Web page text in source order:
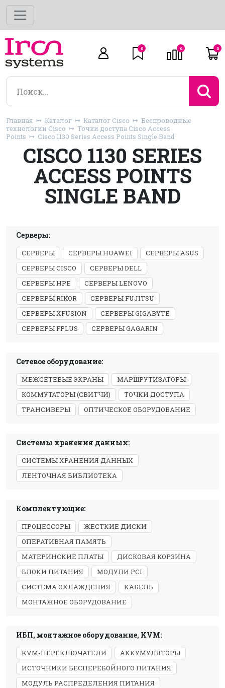
0 0 0
Главная Каталог Каталог Cisco
Беспроводные
технологии Cisco
Точки доступа Cisco Access
Points
Cisco 1130 Series Access Points Single Band
CISCO 1130 SERIES
ACCESS POINTS
SINGLE BAND
Серверы:
СЕРВЕРЫ СЕРВЕРЫ HUAWEI
СЕРВЕРЫ ASUS
СЕРВЕРЫ CISCO
СЕРВЕРЫ DELL
СЕРВЕРЫ HPE
СЕРВЕРЫ LENOVO
СЕРВЕРЫ RIKOR
СЕРВЕРЫ FUJITSU
СЕРВЕРЫ XFUSION
СЕРВЕРЫ GIGABYTE
СЕРВЕРЫ FPLUS
СЕРВЕРЫ GAGARIN
Сетевое оборудование:
МЕЖСЕТЕВЫЕ ЭКРАНЫ
МАРШРУТИЗАТОРЫ
КОММУТАТОРЫ (СВИТЧИ)
ТОЧКИ ДОСТУПА
ТРАНСИВЕРЫ
ОПТИЧЕСКОЕ ОБОРУДОВАНИЕ
Системы хранения данных:
СИСТЕМЫ ХРАНЕНИЯ ДАННЫХ
ЛЕНТОЧНАЯ БИБЛИОТЕКА
Комплектующие:
ПРОЦЕССОРЫ
ЖЕСТКИЕ ДИСКИ
ОПЕРАТИВНАЯ ПАМЯТЬ
МАТЕРИНСКИЕ ПЛАТЫ
ДИСКОВАЯ КОРЗИНА
БЛОКИ ПИТАНИЯ
МОДУЛИ PCI
СИСТЕМА ОХЛАЖДЕНИЯ
КАБЕЛЬ
МОНТАЖНОЕ ОБОРУДОВАНИЕ
ИБП, монтажное оборудование, KVM:
KVM-ПЕРЕКЛЮЧАТЕЛИ
АККУМУЛЯТОРЫ
ИСТОЧНИКИ БЕСПЕРЕБОЙНОГО ПИТАНИЯ
МОДУЛЬ РАСПРЕДЕЛЕНИЯ ПИТАНИЯ